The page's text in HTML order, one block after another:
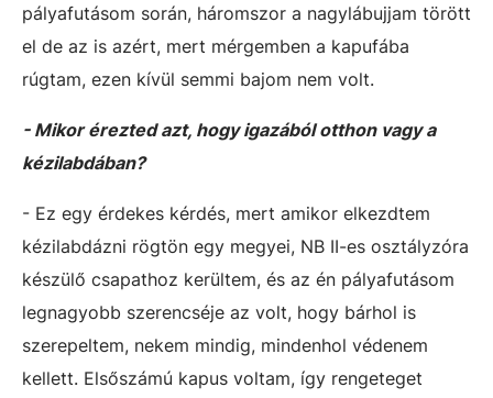
pályafutásom során, háromszor a nagylábujjam törött
el de az is azért, mert mérgemben a kapufába
rúgtam, ezen kívül semmi bajom nem volt.
- Mikor érezted azt, hogy igazából otthon vagy a
kézilabdában?
- Ez egy érdekes kérdés, mert amikor elkezdtem
kézilabdázni rögtön egy megyei, NB II-es osztályzóra
készülő csapathoz kerültem, és az én pályafutásom
legnagyobb szerencséje az volt, hogy bárhol is
szerepeltem, nekem mindig, mindenhol védenem
kellett. Elsőszámú kapus voltam, így rengeteget